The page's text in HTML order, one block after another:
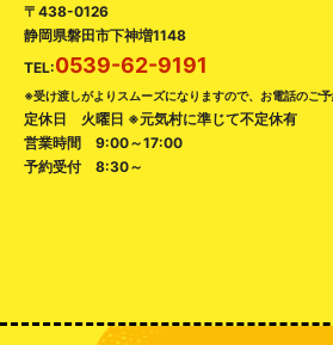
〒438-0126
静岡県磐田市下神増1148
TEL:0539-62-9191
※受け渡しがよりスムーズになりますので、お電話のご
定休日 火曜日 ※元気村に準じて不定休有
営業時間 9:00～17:00
予約受付 8:30～